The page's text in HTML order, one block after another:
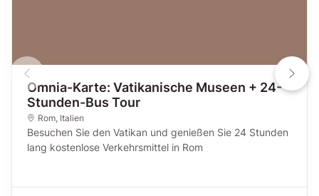
Omnia-Karte: Vatikanische Museen + 24-
Stunden-Bus Tour
Rom, Italien
Besuchen Sie den Vatikan und genießen Sie 24 Stunden
lang kostenlose Verkehrsmittel in Rom